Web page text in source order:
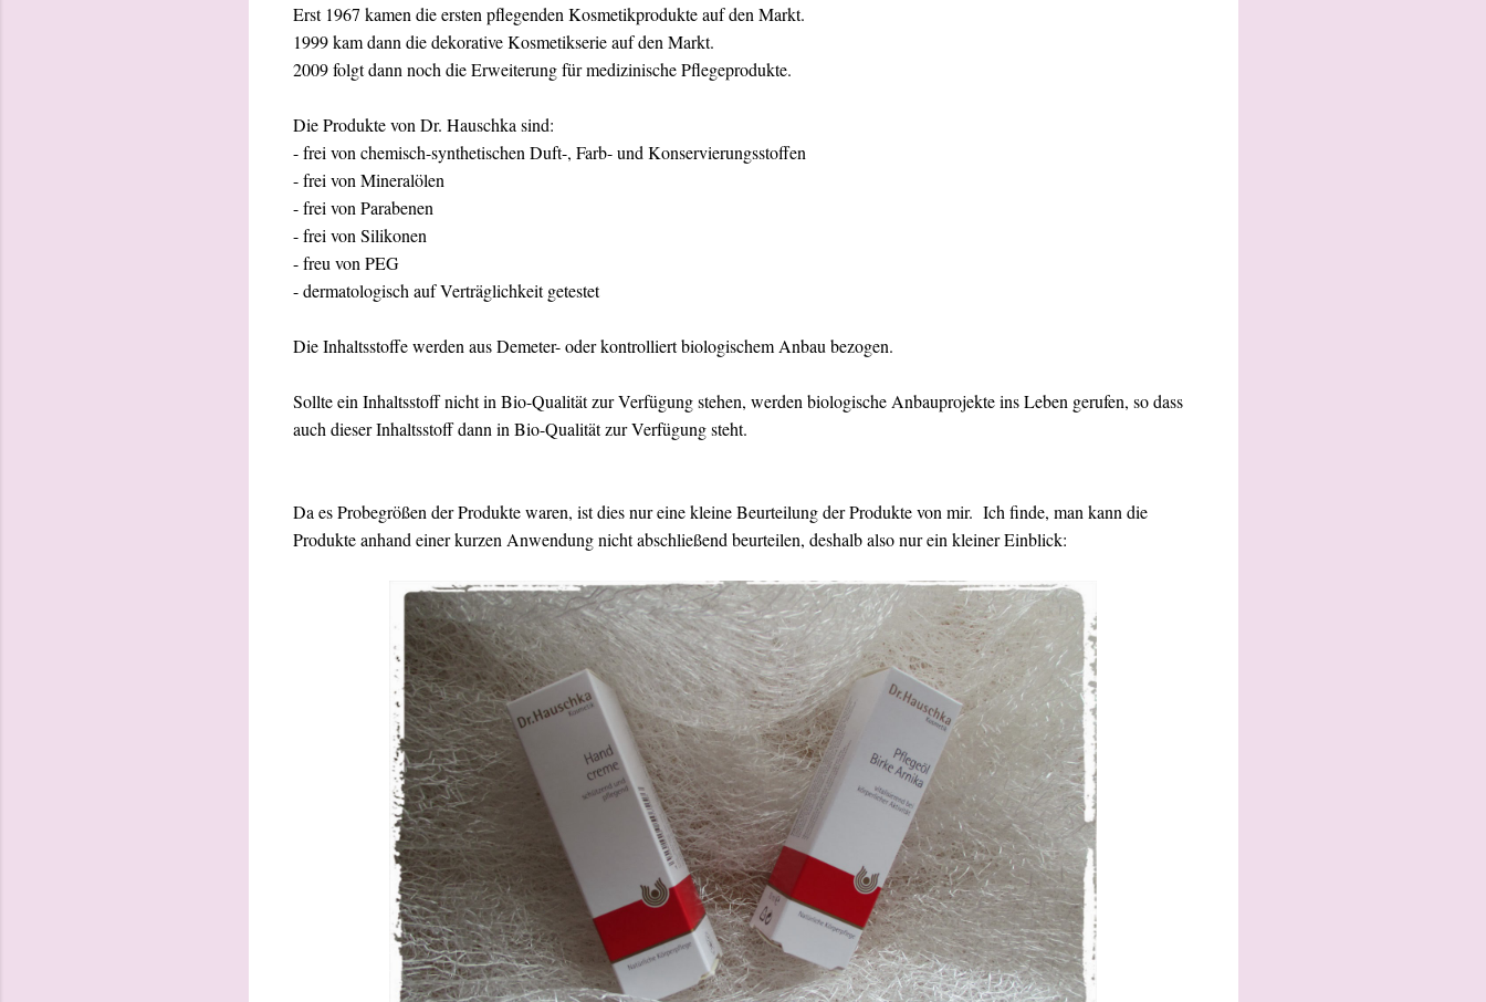
Erst 1967 kamen die ersten pflegenden Kosmetikprodukte auf den Markt.
1999 kam dann die dekorative Kosmetikserie auf den Markt.
2009 folgt dann noch die Erweiterung für medizinische Pflegeprodukte.
Die Produkte von Dr. Hauschka sind:
- frei von chemisch-synthetischen Duft-, Farb- und Konservierungsstoffen
- frei von Mineralölen
- frei von Parabenen
- frei von Silikonen
- freu von PEG
- dermatologisch auf Verträglichkeit getestet
Die Inhaltsstoffe werden aus Demeter- oder kontrolliert biologischem Anbau bezogen.
Sollte ein Inhaltsstoff nicht in Bio-Qualität zur Verfügung stehen, werden biologische Anbauprojekte ins Leben gerufen, so dass
auch dieser Inhaltsstoff dann in Bio-Qualität zur Verfügung steht.
Da es Probegrößen der Produkte waren, ist dies nur eine kleine Beurteilung der Produkte von mir. Ich finde, man kann die
Produkte anhand einer kurzen Anwendung nicht abschließend beurteilen, deshalb also nur ein kleiner Einblick: